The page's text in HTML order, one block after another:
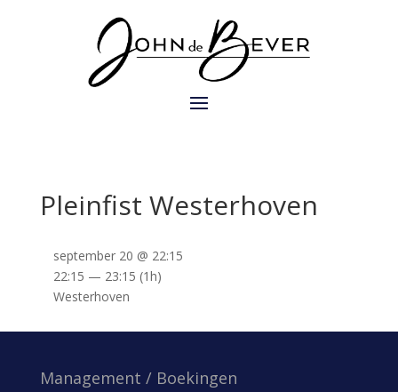
Pleinfist Westerhoven
september 20 @ 22:15
22:15 — 23:15 (1h)
Westerhoven
Management / Boekingen